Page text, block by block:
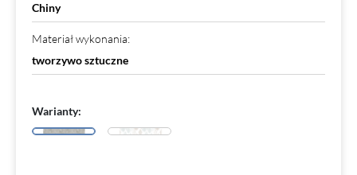
Chiny
Materiał wykonania:
tworzywo sztuczne
Warianty: